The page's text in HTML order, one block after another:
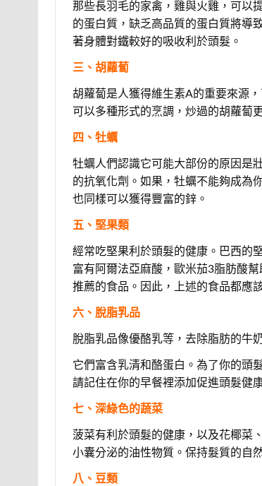
那些長羽毛的家禽，雞與火雞，可以
的蛋白質，缺乏高品質的蛋白質將導
著身體對鐵較好的吸收利於頭髮。
三、胡蘿蔔
胡蘿蔔是人獲得維生素A的重要來源
可以多種形式的烹調，炒過的胡蘿蔔
四、牡蠣
牡蠣人們認識它可能大部份的原因是
的抗氧化劑。如果，牡蠣不能夠成為
也同樣可以獲得豐富的鋅。
五、堅果類
經常吃堅果利於頭髮的健康。巴西的
富有阿爾法亞麻酸，歐米茄3脂肪酸
推薦的食品。因此，上述的食品都應
六、脫脂乳品
脫脂乳品像優酪乳等，去除脂肪的牛
它們富含乳清和酪蛋白。為了你的頭
請記住在你的早餐裡添加促進頭髮健
七、深綠色的蔬菜
菠菜有利於頭髮的健康，以及花椰菜
小囊分泌的油性物質。保持髮質的自
八、豆類